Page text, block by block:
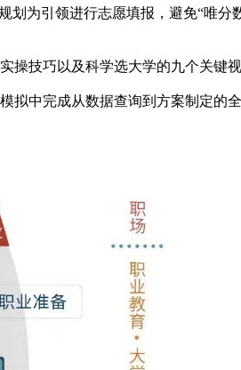
划为引领进行志愿填报，避免“唯分
操技巧以及科学选大学的九个关键视
拟中完成从数据查询到方案制定的全